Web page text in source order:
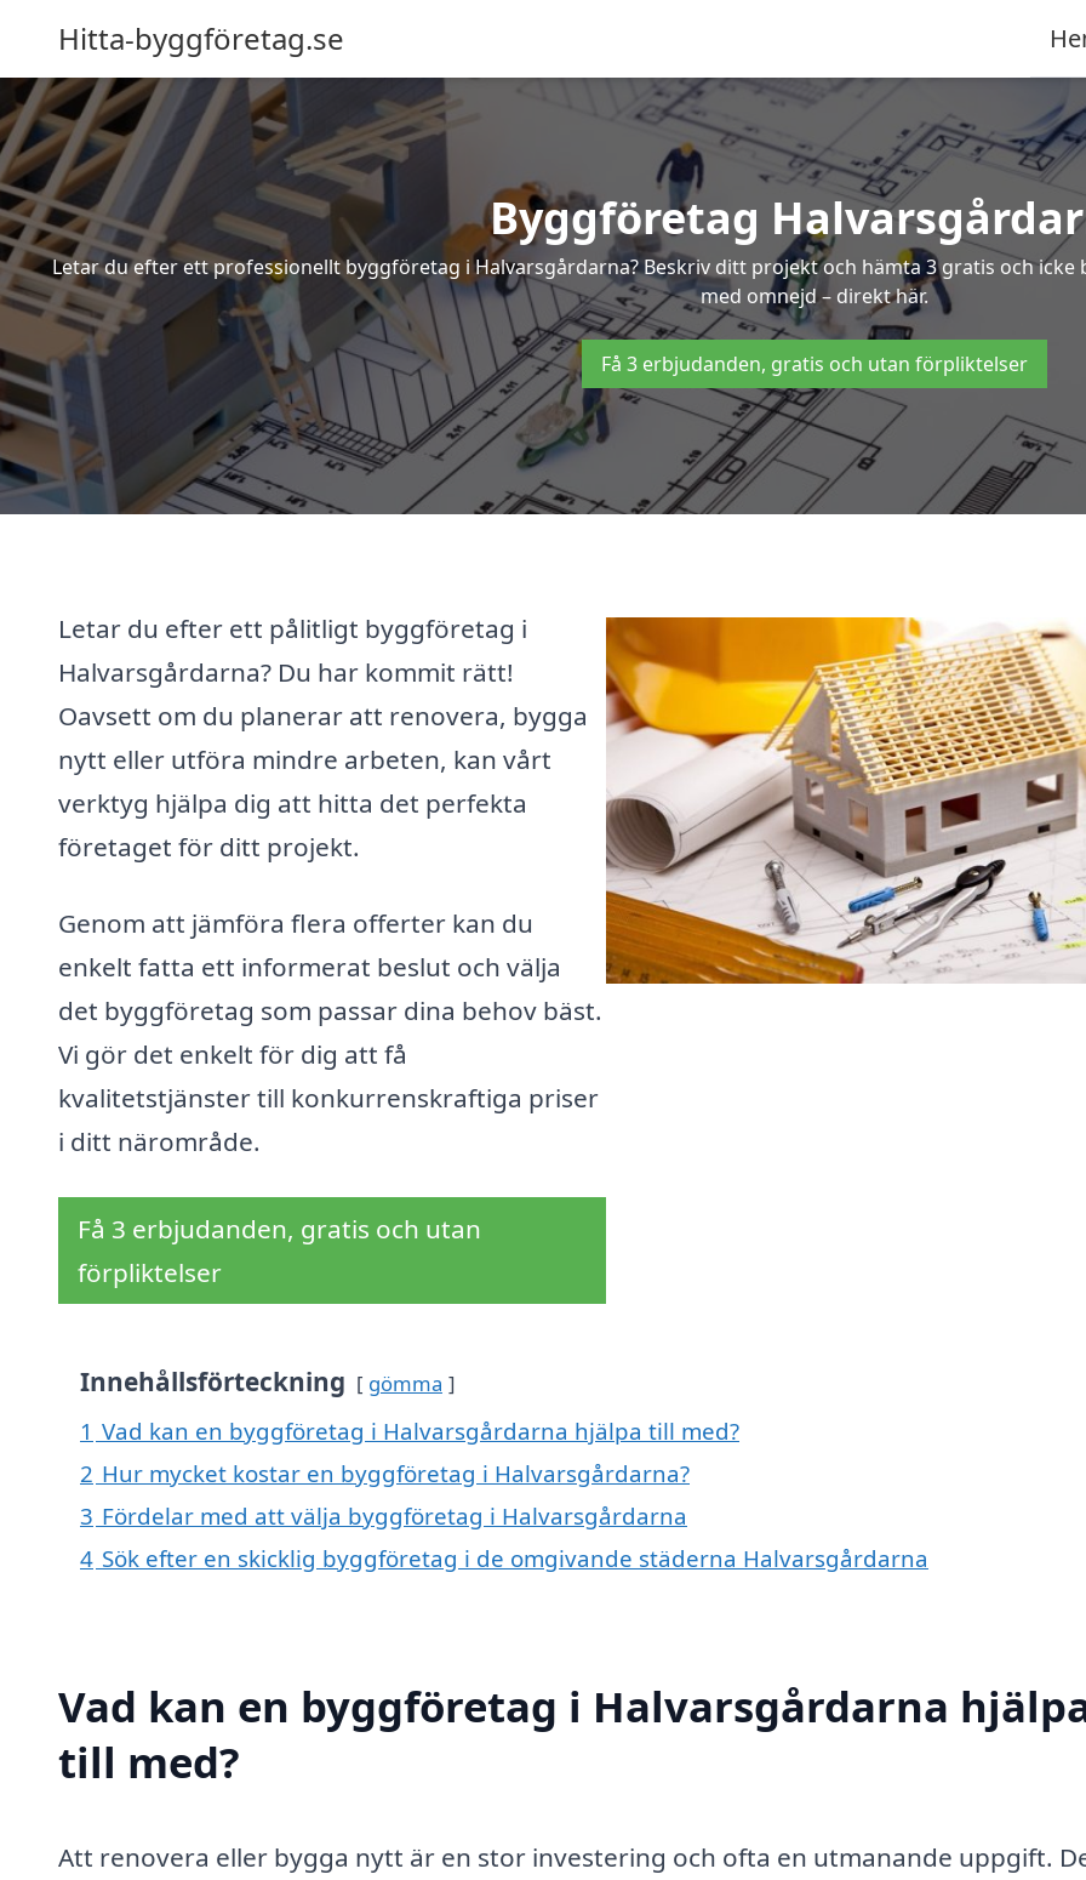
Hitta-byggföretag.se
Byggföretag
Letar du efter ett professionellt byggföretag i Halvarsgårdarna? Beskriv ditt projekt och hämta 3 gratis och
med omnejd – direkt här.
Få 3 erbjudanden, gratis och utan förpliktelser
Letar du efter ett pålitligt byggföretag i
Halvarsgårdarna? Du har kommit rätt!
Oavsett om du planerar att renovera, bygga
nytt eller utföra mindre arbeten, kan vårt
verktyg hjälpa dig att hitta det perfekta
företaget för ditt projekt.
Genom att jämföra flera offerter kan du
enkelt fatta ett informerat beslut och välja
det byggföretag som passar dina behov bäst.
Vi gör det enkelt för dig att få
kvalitetstjänster till konkurrenskraftiga priser
i ditt närområde.
Få 3 erbjudanden, gratis och utan
förpliktelser
Innehållsförteckning gömma
1 Vad kan en byggföretag i Halvarsgårdarna hjälpa till med?
2 Hur mycket kostar en byggföretag i Halvarsgårdarna?
3 Fördelar med att välja byggföretag i Halvarsgårdarna
4 Sök efter en skicklig byggföretag i de omgivande städerna Halvarsgårdarna
Vad kan en byggföretag i Halvarsgårdarna
till med?
Att renovera eller bygga nytt är en stor investering och ofta en utmanande uppgift.